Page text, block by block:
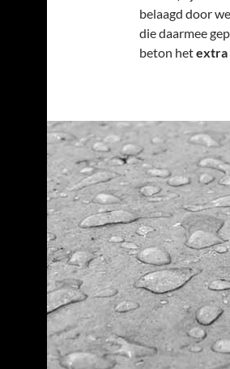
belaagd door
die daarmee
beton hetextra